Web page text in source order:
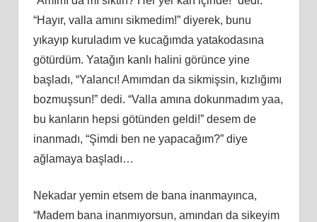
“Hayır, valla amını sikmedim!” diyerek, bunu
yıkayıp kuruladım ve kucağımda yatakodasına
götürdüm. Yatağın kanlı halini görünce yine
başladı, “Yalancı! Amımdan da sikmişsin, kızlığımı
bozmuşsun!” dedi. “Valla amına dokunmadım yaa,
bu kanların hepsi götünden geldi!” desem de
inanmadı, “Şimdi ben ne yapacağım?” diye
ağlamaya başladı…
Nekadar yemin etsem de bana inanmayınca,
“Madem bana inanmıyorsun, amından da sikeyim